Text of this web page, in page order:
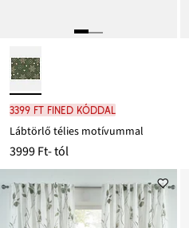
3399 Ft FINED kóddal
Lábtörlő télies motívummal
3999 Ft- tól